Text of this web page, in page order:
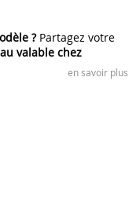
?Partagez votre
valable chez
en savoir plus